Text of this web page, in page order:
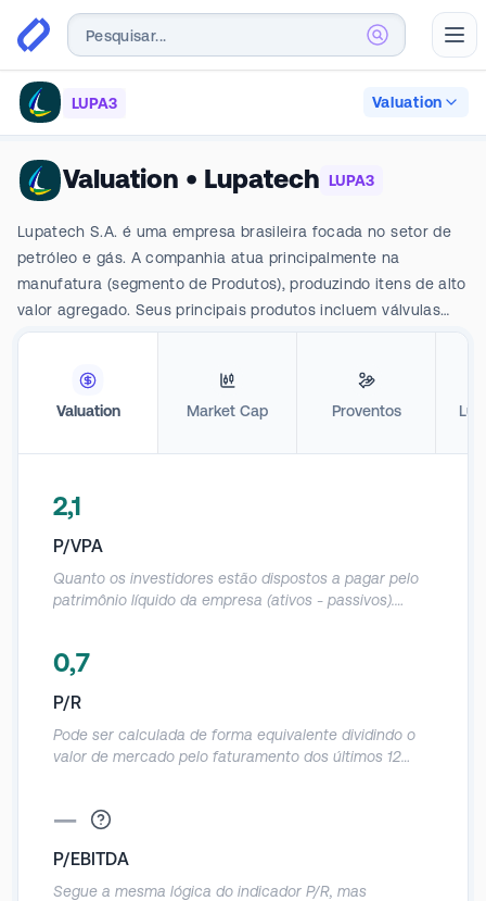
LUPA3 Valuation
Valuation • Lupatech LUPA3
Lupatech S.A. é uma empresa brasileira focada no setor de
petróleo e gás. A companhia atua principalmente na
manufatura (segmento de Produtos), produzindo itens de alto
valor agregado. Seus principais produtos incluem válvulas
industriais e para óleo e gás, cabos para ancoragem de
materiais compósitos, como postes de energia e tubos para
revestimento de tubulações petroleiras. A Lupatech
ativos em processo de desmobilização e o legado associado
a ele.
Valuation Market Cap Proventos
2,1
P/VPA
Quanto os investidores estão dispostos a pagar pelo
patrimônio líquido da empresa (ativos - passivos).
Referências: Abaixo de 1: a empresa está sendo
Igual a 1: a empresa está sendo negociada no valor
exato do seu patrimônio. Acima de 1: a empresa está
sendo negociada acima do quanto vale o seu
0,7
P/R
Pode ser calculada de forma equivalente dividindo o
valor de mercado pelo faturamento dos últimos 12
—
P/EBITDA
Segue a mesma lógica do indicador P/R, mas